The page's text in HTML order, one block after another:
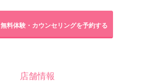
無料体験・カウンセリングを予約する
店舗情報